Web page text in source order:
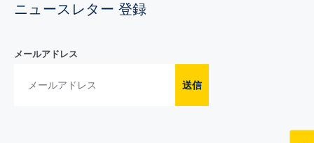
ニュースレター 登録
メールアドレス
送信